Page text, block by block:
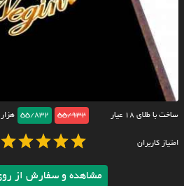
ساخت با طلای ۱۸ عیار 55/932
55/832
امتیاز کاربران
مشاهده و سفارش از